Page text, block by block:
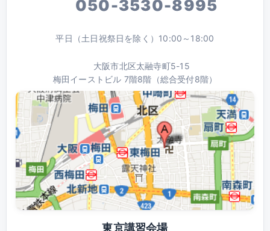
050-3530-8995
平日（土日祝祭日を除く）10:00～18:00
大阪市北区太融寺町5-15
梅田イーストビル 7階8階（総合受付8階）
東京講習会場